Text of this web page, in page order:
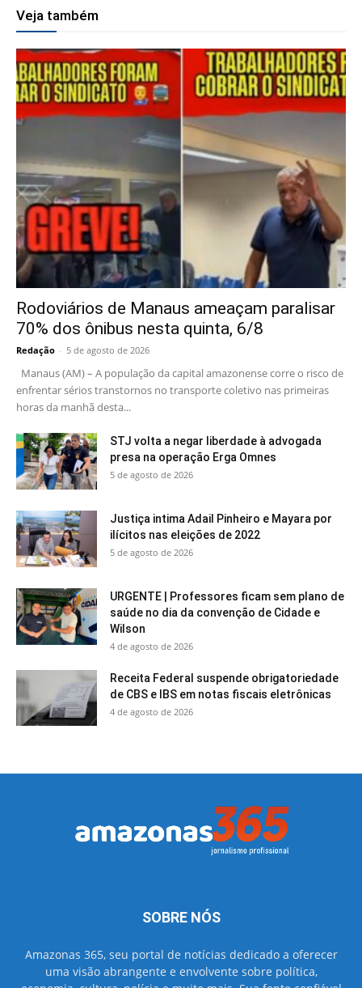
Veja também
Rodoviários de Manaus ameaçam paralisar
70% dos ônibus nesta quinta, 6/8
Redação - 5 de agosto de 2026
Manaus (AM) – A população da capital amazonense corre o risco de
enfrentar sérios transtornos no transporte coletivo nas primeiras
horas da manhã desta...
STJ volta a negar liberdade à advogada
presa na operação Erga Omnes
5 de agosto de 2026
Justiça intima Adail Pinheiro e Mayara por
ilícitos nas eleições de 2022
5 de agosto de 2026
URGENTE | Professores ficam sem plano de
saúde no dia da convenção de Cidade e
Wilson
4 de agosto de 2026
Receita Federal suspende obrigatoriedade
de CBS e IBS em notas fiscais eletrônicas
4 de agosto de 2026
SOBRE NÓS
Amazonas 365, seu portal de notícias dedicado a oferecer
uma visão abrangente e envolvente sobre política,